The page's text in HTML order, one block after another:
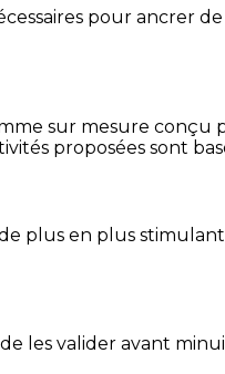
pour ancrer
sur mesure conçu
proposées sont
plus en plus
les valider avant